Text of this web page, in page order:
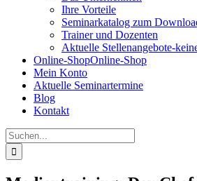
Ihre Vorteile
Seminarkatalog zum
Trainer und Dozenten
Aktuelle Stellenangebote-
Online-ShopOnline-Shop
Mein Konto
Aktuelle Seminartermine
Blog
Kontakt
Suche
nach: